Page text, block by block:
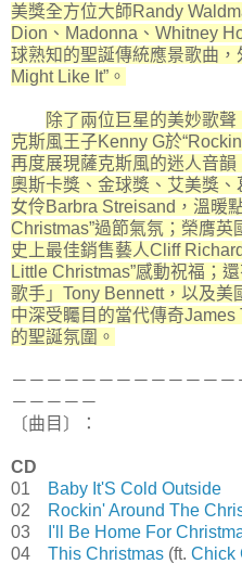
美獎全方位大師Randy
Dion、Madonna、Whitney
球熟知的聖誕傳統應景歌曲，
Might Like It”。
除了兩位巨星的美妙歌
克斯風王子Kenny G於
再度展現薩克斯風的迷人音
奧斯卡獎、金球獎、艾美獎
女伶Barbra Streisand，溫暖
Christmas”過節氣氛；榮膺
史上最佳銷售藝人Cliff
Little Christmas”感動祝福；
歌手」Tony Bennett，以及
中深受矚目的當代傳奇
的聖誕氛圍。
－－－－－－－－－－－－
－－－－－
〔曲目〕：
CD
01
Baby It'S Cold Outside
02
Rockin' Around The
03
I'll Be Home For
04 This Christmas (ft. Chick